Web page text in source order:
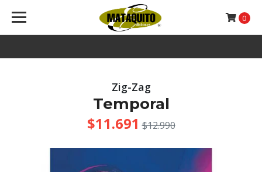
0
Zig-Zag
Temporal
$11.691 $12.990